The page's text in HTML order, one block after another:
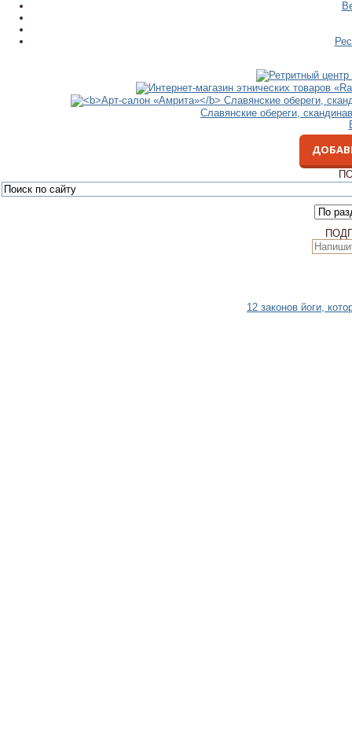
Славянские обереги,
12 законов йоги,